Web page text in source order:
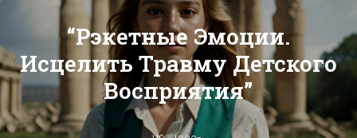
“Рэкетные Эмоции.
Исцелить Травму Детского
Восприятия”